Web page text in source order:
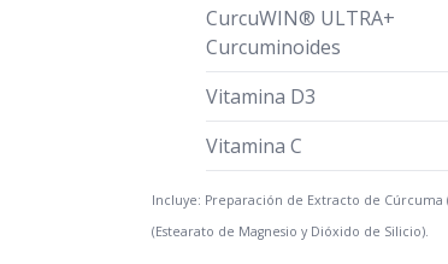
CurcuWIN® ULTRA+
Curcuminoides
Vitamina D3
Vitamina C
Incluye: Preparación de Extracto de
(Estearato de Magnesio y Dióxido de Silicio).